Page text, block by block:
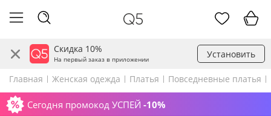
Скидка 10%
На первый заказ в приложении Установить
Главная Женская одежда Платья Повседневные платья
Сегодня промокод УСПЕЙ -10%